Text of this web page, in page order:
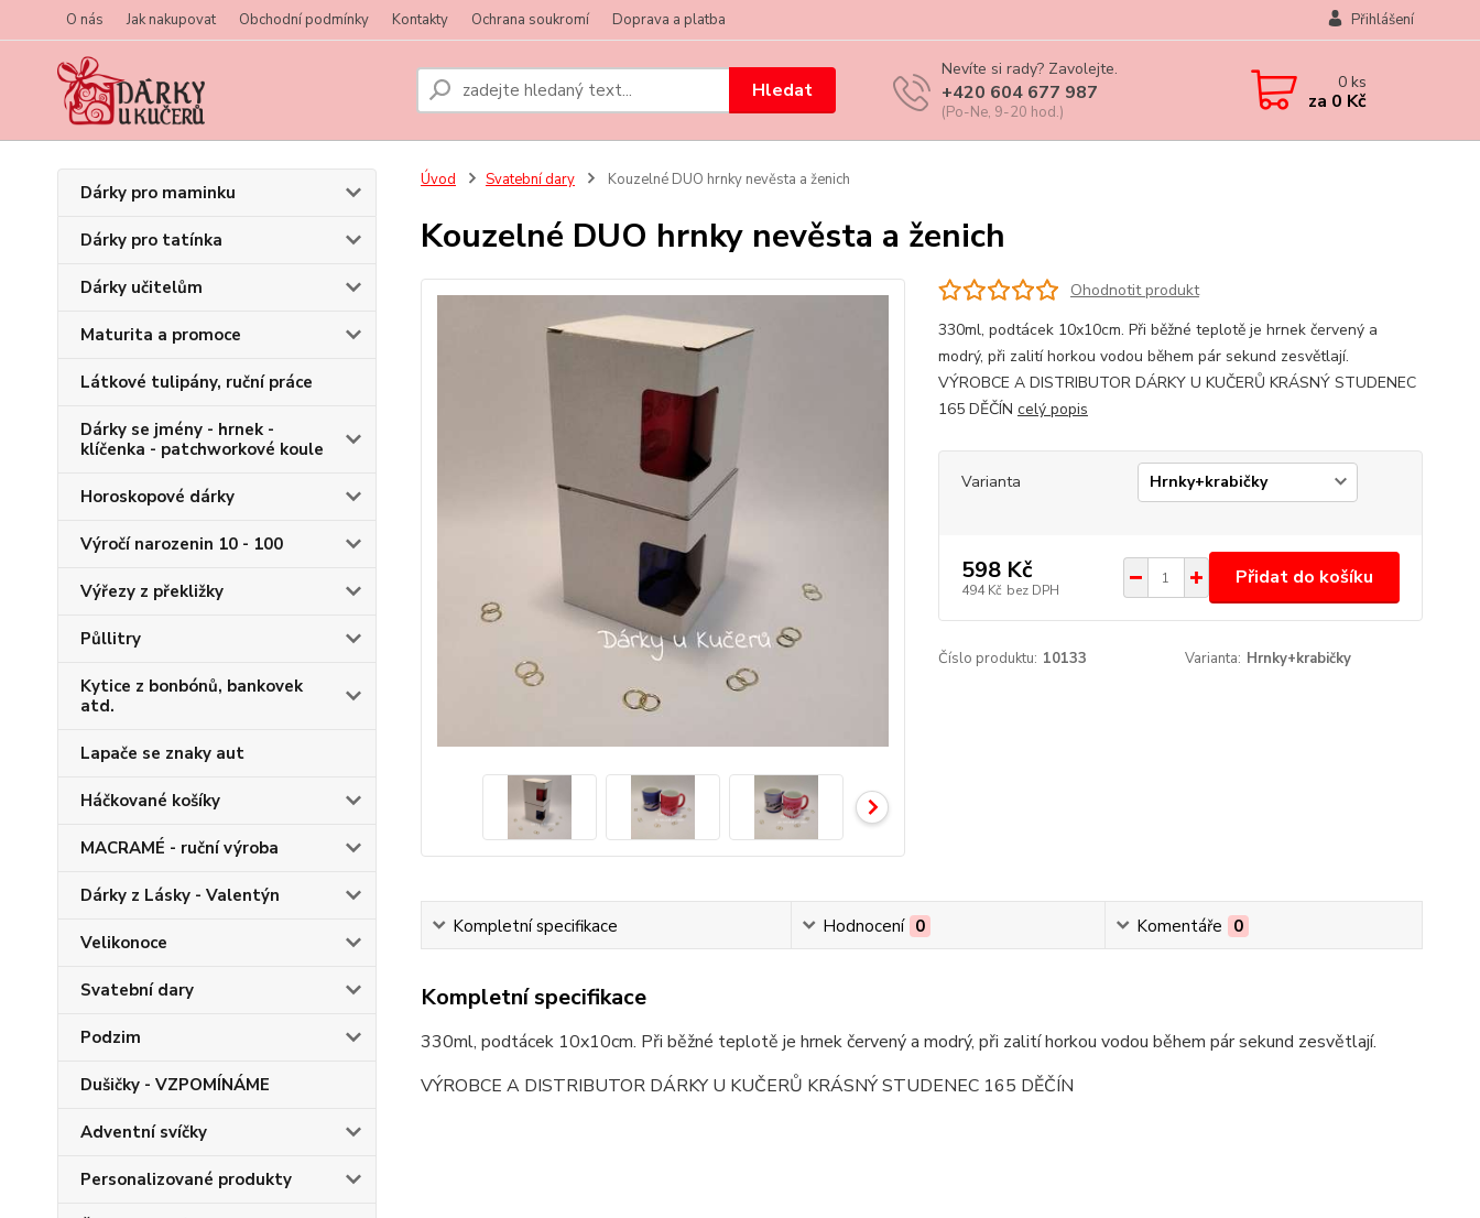
O nás Jak nakupovat Obchodní podmínky Kontakty Ochrana soukromí Doprava a platba Přihlášení
Hledat
Nevíte si rady? Zavolejte.
+420 604 677 987
(Po-Ne, 9-20 hod.)
0ks
za 0 Kč
Dárky pro maminku
Dárky pro tatínka
Dárky učitelům
Maturita a promoce
Látkové tulipány, ruční práce
Dárky se jmény - hrnek -
klíčenka - patchworkové koule
Horoskopové dárky
Výročí narozenin 10 - 100
Výřezy z překližky
Půllitry
Kytice z bonbónů, bankovek
atd.
Lapače se znaky aut
Háčkované košíky
MACRAMÉ - ruční výroba
Dárky z Lásky - Valentýn
Velikonoce
Svatební dary
Podzim
Dušičky - VZPOMÍNÁME
Adventní svíčky
Personalizované produkty
Úvod Svatební dary Kouzelné DUO hrnky nevěsta a ženich
Kouzelné DUO hrnky nevěsta a ženich
Ohodnotit produkt
330ml, podtácek 10x10cm. Při běžné teplotě je hrnek červený a
modrý, při zalití horkou vodou během pár sekund zesvětlají.
VÝROBCE A DISTRIBUTOR DÁRKY U KUČERŮ KRÁSNÝ STUDENEC
165 DĚČÍN celý popis
Varianta
598 Kč
494 Kč bez DPH
Přidat do košíku
Číslo produktu: 10133 Varianta: Hrnky+krabičky
Kompletní specifikace Hodnocení 0 Komentáře 0
Kompletní specifikace
330ml, podtácek 10x10cm. Při běžné teplotě je hrnek červený a modrý, při zalití horkou vodou během pár sekund zesvětlají.
VÝROBCE A DISTRIBUTOR DÁRKY U KUČERŮ KRÁSNÝ STUDENEC 165 DĚČÍN